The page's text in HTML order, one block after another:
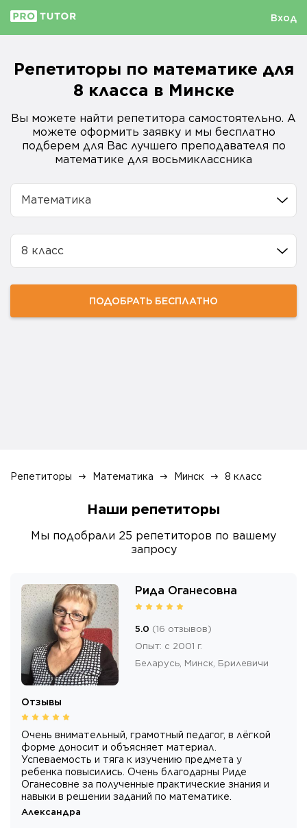
Вход
Репетиторы по математике для
8 класса в Минске
Вы можете найти репетитора самостоятельно. А
можете оформить заявку и мы бесплатно
подберем для Вас лучшего преподавателя по
математике для восьмиклассника
Математика
8 класс
ПОДОБРАТЬ БЕСПЛАТНО
Репетиторы Математика Минск 8 класс
Наши репетиторы
Мы подобрали 25 репетиторов по вашему
запросу
Рида Оганесовна
5.0 (16 отзывов)
Опыт: с 2001 г.
Беларусь, Минск, Брилевичи
Отзывы
Очень внимательный, грамотный педагог, в лёгкой
форме доносит и объясняет материал.
Успеваемость и тяга к изучению предмета у
ребенка повысились. Очень благодарны Риде
Оганесовне за полученные практические знания и
навыки в решении заданий по математике.
Александра